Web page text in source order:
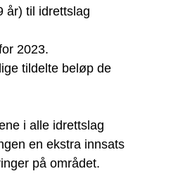
år) til idrettslag
2023.
tildelte beløp de
i alle idrettslag
en ekstra innsats
på området.